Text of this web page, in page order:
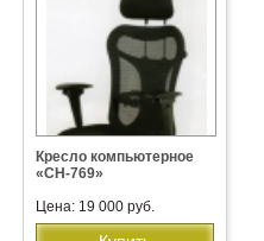
Кресло компьютерное
«CH-769»
Цена: 19 000 руб.